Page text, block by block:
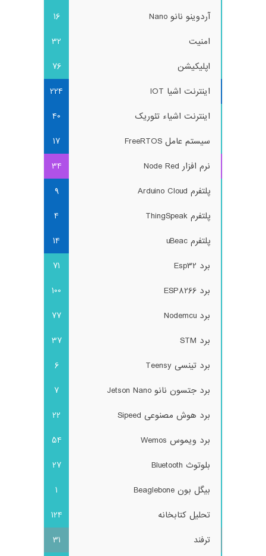
آردوینو نانو Nano
16
امنیت
32
اپلیکیشن
76
اینترنت اشیا IOT
224
اینترنت اشیاء تئوریک
40
سیستم عامل FreeRTOS
17
نرم افزار Node Red
34
پلتفرم Arduino Cloud
9
پلتفرم ThingSpeak
4
پلتفرم uBeac
14
برد Esp32
71
برد ESP8266
100
برد Nodemcu
77
برد STM
37
برد تینسی Teensy
6
برد جتسون نانو Jetson Nano
7
برد هوش مصنوعی Sipeed
22
برد ویموس Wemos
54
بلوتوث Bluetooth
27
بیگل بون Beaglebone
1
تحلیل کتابخانه
124
ترفند
31